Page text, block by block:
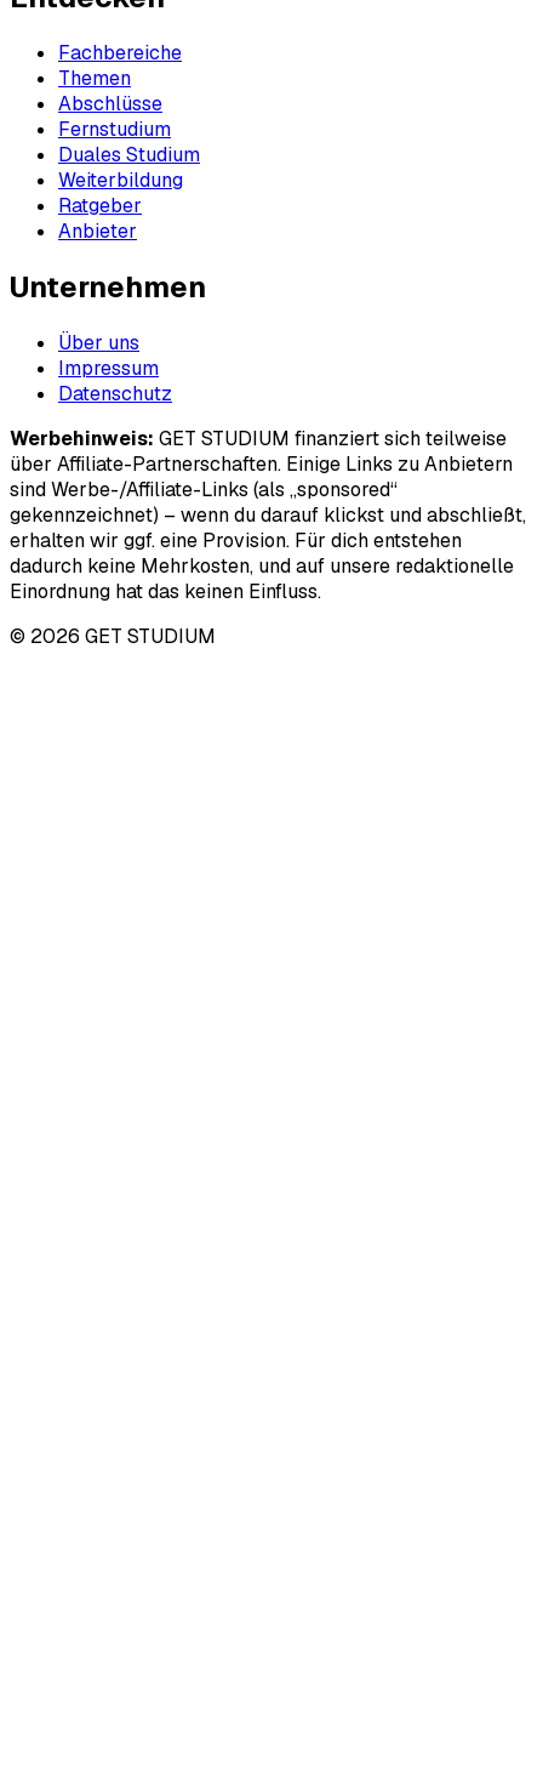
Fachbereiche
Themen
Abschlüsse
Fernstudium
Duales Studium
Weiterbildung
Ratgeber
Anbieter
Unternehmen
Über uns
Impressum
Datenschutz
Werbehinweis: GET STUDIUM finanziert sich teilweise
über Affiliate-Partnerschaften. Einige Links zu Anbietern
sind Werbe-/Affiliate-Links (als „sponsored“
gekennzeichnet) – wenn du darauf klickst und abschließt,
erhalten wir ggf. eine Provision. Für dich entstehen
dadurch keine Mehrkosten, und auf unsere redaktionelle
Einordnung hat das keinen Einfluss.
© 2026 GET STUDIUM